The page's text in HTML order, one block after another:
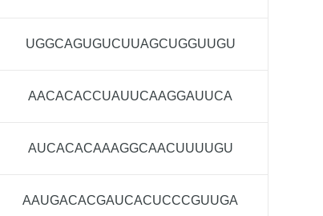
UGGCAGUGUCUUAGCUGGUUGU
AACACACCUAUUCAAGGAUUCA
AUCACACAAAGGCAACUUUUGU
AAUGACACGAUCACUCCCGUUGA